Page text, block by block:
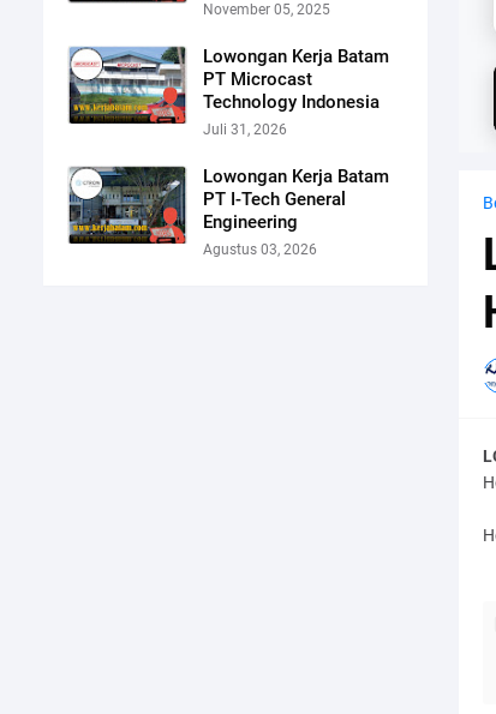
November 05, 2025
Lowongan Kerja Batam
PT Microcast
Technology Indonesia
Juli 31, 2026
Lowongan Kerja Batam
PT I-Tech General
Engineering
Agustus 03, 2026